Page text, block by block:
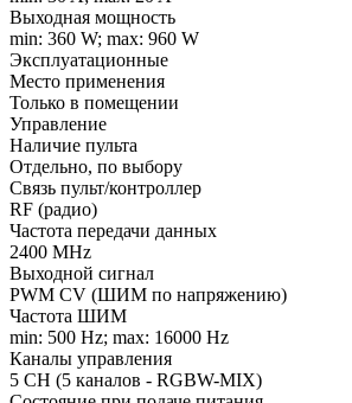
Выходная мощность
min: 360 W; max: 960 W
Эксплуатационные
Место применения
Только в помещении
Управление
Наличие пульта
Отдельно, по выбору
Связь пульт/контроллер
RF (радио)
Частота передачи данных
2400 MHz
Выходной сигнал
PWM СV (ШИМ по напряжению)
Частота ШИМ
min: 500 Hz; max: 16000 Hz
Каналы управления
5 CH (5 каналов - RGBW-MIX)